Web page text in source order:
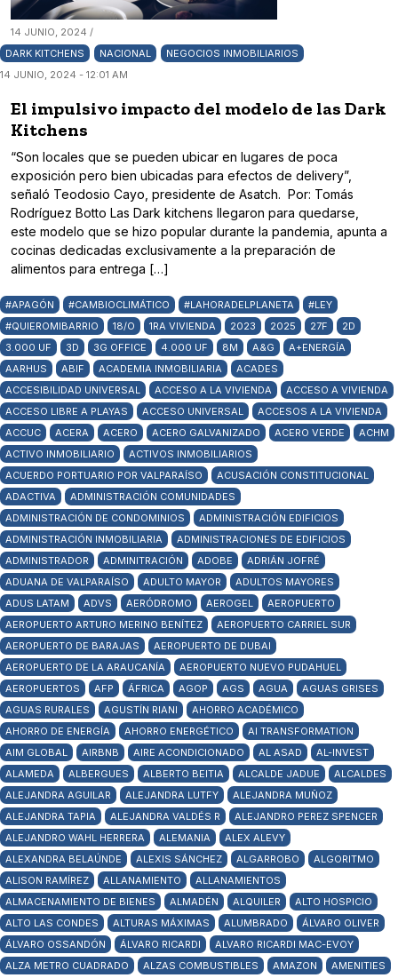
14 JUNIO, 2024 /
DARK KITCHENS
NACIONAL
NEGOCIOS INMOBILIARIOS
14 JUNIO, 2024 - 12:01 AM
El impulsivo impacto del modelo de las Dark
Kitchens
“Son locales que se pueden ubicar en lugares de poca
exposición pero bien ubicadas para efectos de delivery”,
señaló Teodosio Cayo, presidente de Asatch. Por: Tomás
Rodríguez Botto Las Dark kitchens llegaron para quedarse,
este modelo que se hizo popular durante la pandemia, apunta a
cocinas dedicadas exclusivamente a la preparación de
alimentos para entrega […]
#APAGÓN #CAMBIOCLIMÁTICO #LAHORADELPLANETA
#LEY
#QUIEROMIBARRIO
18/O 1RA VIVIENDA 2023 2025 27F
2D
3.000 UF
3D 3G OFFICE 4.000 UF 8M A&G
A+ENERGÍA
AARHUS
ABIF ACADEMIA INMOBILIARIA
ACADES
ACCESIBILIDAD UNIVERSAL
ACCESO A LA VIVIENDA
ACCESO A VIVIENDA
ACCESO LIBRE A PLAYAS
ACCESO UNIVERSAL
ACCESOS A LA VIVIENDA
ACCUC
ACERA ACERO ACERO GALVANIZADO ACERO VERDE
ACHM
ACTIVO INMOBILIARIO
ACTIVOS INMOBILIARIOS
ACUERDO PORTUARIO POR VALPARAÍSO
ACUSACIÓN CONSTITUCIONAL
ADACTIVA
ADMINISTRACIÓN COMUNIDADES
ADMINISTRACIÓN DE CONDOMINIOS
ADMINISTRACIÓN EDIFICIOS
ADMINISTRACIÓN INMOBILIARIA
ADMINISTRACIONES DE EDIFICIOS
ADMINISTRADOR
ADMINITRACIÓN ADOBE
ADRIÁN JOFRÉ
ADUANA DE VALPARAÍSO
ADULTO MAYOR
ADULTOS MAYORES
ADUS LATAM
ADVS AERÓDROMO AEROGEL
AEROPUERTO
AEROPUERTO ARTURO MERINO BENÍTEZ
AEROPUERTO CARRIEL SUR
AEROPUERTO DE BARAJAS
AEROPUERTO DE DUBAI
AEROPUERTO DE LA ARAUCANÍA
AEROPUERTO NUEVO PUDAHUEL
AEROPUERTOS
AFP ÁFRICA AGOP AGS AGUA
AGUAS GRISES
AGUAS RURALES
AGUSTÍN RIANI
AHORRO ACADÉMICO
AHORRO DE ENERGÍA
AHORRO ENERGÉTICO
AI TRANSFORMATION
AIM GLOBAL
AIRBNB AIRE ACONDICIONADO AL ASAD
AL-INVEST
ALAMEDA
ALBERGUES ALBERTO BEITIA ALCALDE JADUE
ALCALDES
ALEJANDRA AGUILAR
ALEJANDRA LUTFY
ALEJANDRA MUÑOZ
ALEJANDRA TAPIA
ALEJANDRA VALDÉS R
ALEJANDRO PEREZ SPENCER
ALEJANDRO WAHL HERRERA
ALEMANIA
ALEX ALEVY
ALEXANDRA BELAÚNDE
ALEXIS SÁNCHEZ ALGARROBO
ALGORITMO
ALISON RAMÍREZ
ALLANAMIENTO
ALLANAMIENTOS
ALMACENAMIENTO DE BIENES
ALMADÉN ALQUILER
ALTO HOSPICIO
ALTO LAS CONDES
ALTURAS MÁXIMAS ALUMBRADO
ÁLVARO OLIVER
ÁLVARO OSSANDÓN
ÁLVARO RICARDI
ALVARO RICARDI MAC-EVOY
ALZA METRO CUADRADO
ALZAS COMBUSTIBLES AMAZON
AMENITIES